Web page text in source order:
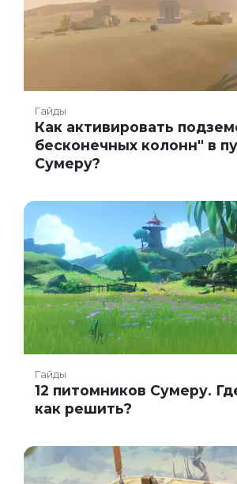
Гайды
Как активировать
бесконечных колонн" в
Сумеру?
Гайды
12 питомников Сумеру.
как решить?